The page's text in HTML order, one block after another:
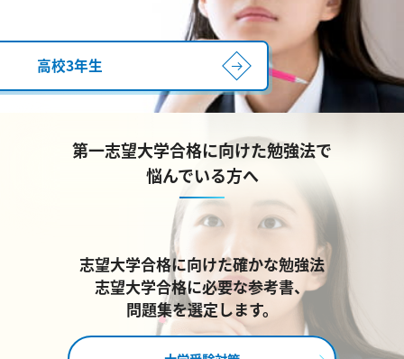
高校3年生
第一志望大学合格に向けた勉強法で
悩んでいる方へ
志望大学合格に向けた確かな勉強法
志望大学合格に必要な参考書、
問題集を選定します。